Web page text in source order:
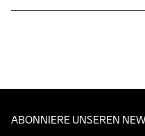
entgegennehmen kannst.
ABONNIERE UNSEREN